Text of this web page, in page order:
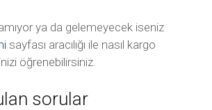
ya da gelemeyecek iseniz
sayfası aracılığı ile nasıl kargo
öğrenebilirsiniz.
sorular